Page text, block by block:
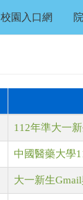
校園入口網
112年準大一
中國醫藥大學
大一新生